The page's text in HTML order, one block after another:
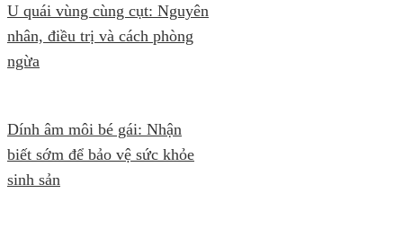
U quái vùng cùng cụt: Nguyên
nhân, điều trị và cách phòng
ngừa
Dính âm môi bé gái: Nhận
biết sớm để bảo vệ sức khỏe
sinh sản